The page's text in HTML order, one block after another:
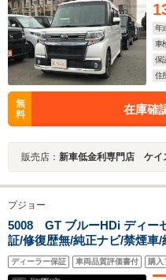
年
車
保
住
無
料
在庫確
販売店： 新車低金利専門店 ケイ
プジョー
5008 GT ブルーHDi ディー
証/修復歴無/純正ナビ/禁煙車
ル/ETC/コントロール/LEDヘ
ブラインドスポットモニター/
ディーラー保証 車両品質評価書付 購入